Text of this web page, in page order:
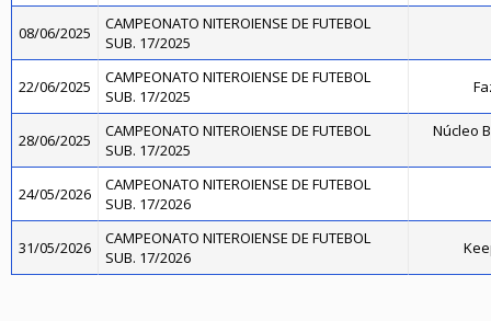
08/06/2025
CAMPEONATO NITEROIENSE DE FUTEBOL
SUB. 17/2025
22/06/2025
CAMPEONATO NITEROIENSE DE FUTEBOL
SUB. 17/2025
28/06/2025
CAMPEONATO NITEROIENSE DE FUTEBOL
SUB. 17/2025
Núcleo
24/05/2026
CAMPEONATO NITEROIENSE DE FUTEBOL
SUB. 17/2026
31/05/2026
CAMPEONATO NITEROIENSE DE FUTEBOL
SUB. 17/2026